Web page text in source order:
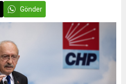
Gönder